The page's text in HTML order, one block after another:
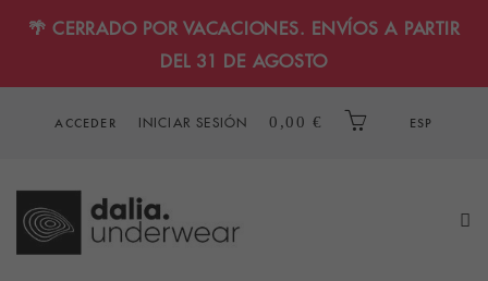
🌴 CERRADO POR VACACIONES. ENVÍOS A PARTIR
DEL 31 DE AGOSTO
ACCEDER INICIAR SESIÓN 0,00 € ESP